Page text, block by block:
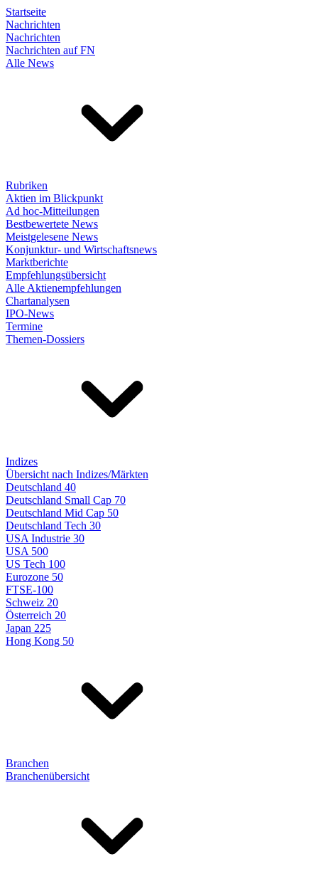
Startseite
Nachrichten
Nachrichten
Nachrichten auf FN
Alle News
Rubriken
Aktien im Blickpunkt
Ad hoc-Mitteilungen
Bestbewertete News
Meistgelesene News
Konjunktur- und Wirtschaftsnews
Marktberichte
Empfehlungsübersicht
Alle Aktienempfehlungen
Chartanalysen
IPO-News
Termine
Themen-Dossiers
Indizes
Übersicht nach Indizes/Märkten
Deutschland 40
Deutschland Small Cap 70
Deutschland Mid Cap 50
Deutschland Tech 30
USA Industrie 30
USA 500
US Tech 100
Eurozone 50
FTSE-100
Schweiz 20
Österreich 20
Japan 225
Hong Kong 50
Branchen
Branchenübersicht